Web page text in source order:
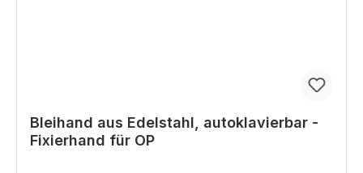
Bleihand aus Edelstahl, autoklavierbar -
Fixierhand für OP